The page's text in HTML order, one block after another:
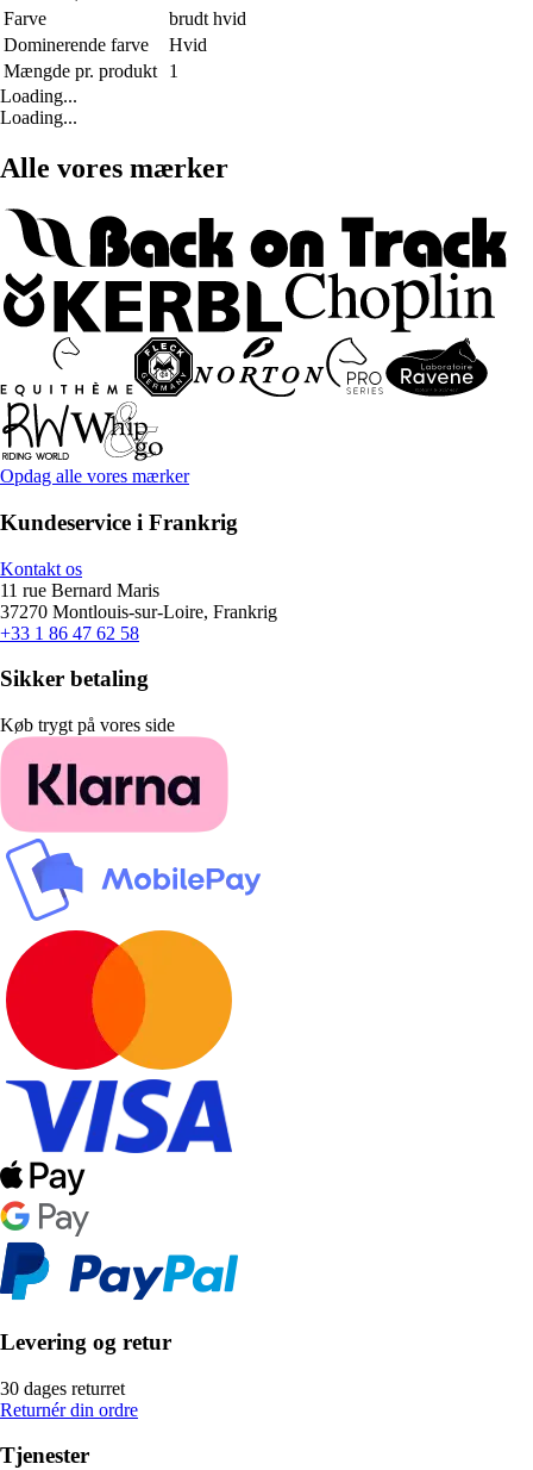
Farve
brudt hvid
Dominerende farve
Hvid
Mængde pr. produkt
1
Loading...
Loading...
Alle vores mærker
Opdag alle vores mærker
Kundeservice i Frankrig
Kontakt os
11 rue Bernard Maris
37270 Montlouis-sur-Loire, Frankrig
+33 1 86 47 62 58
Sikker betaling
Køb trygt på vores side
Levering og retur
30 dages returret
Returnér din ordre
Tjenester